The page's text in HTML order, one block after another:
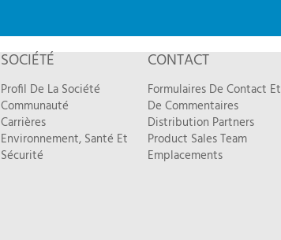
SOCIÉTÉ
Profil De La Société
Communauté
Carrières
Environnement, Santé Et
Sécurité
CONTACT
Formulaires De Contact Et
De Commentaires
Distribution Partners
Product Sales Team
Emplacements